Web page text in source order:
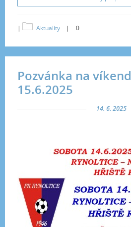
| Aktuality | 0
Pozvánka na
15.6.2025
14. 6. 2025